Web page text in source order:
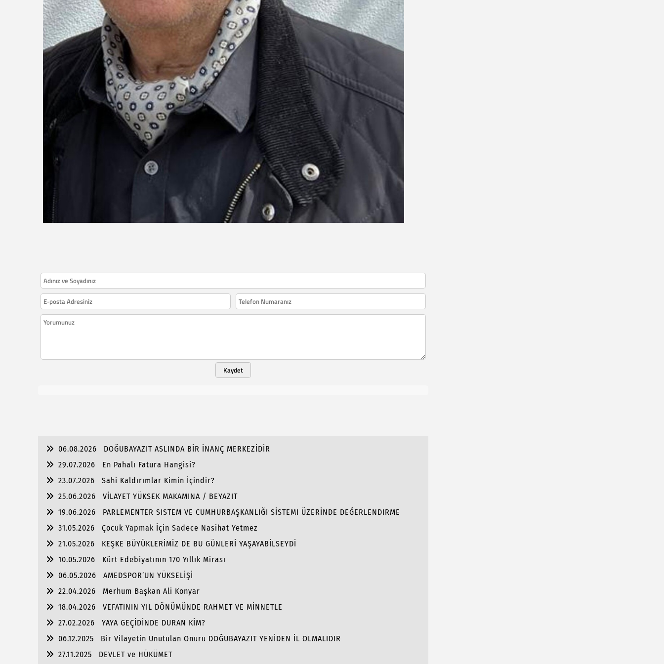
Kaydet
06.08.2026
DOĞUBAYAZIT ASLINDA BİR İNANÇ MERKEZİDİR
29.07.2026
En Pahalı Fatura Hangisi?
23.07.2026
Sahi Kaldırımlar Kimin İçindir?
25.06.2026
VİLAYET YÜKSEK MAKAMINA / BEYAZIT
19.06.2026
PARLEMENTER SISTEM VE CUMHURBAŞKANLIĞI SİSTEMI ÜZERİNDE DEĞERLENDIRME
31.05.2026
Çocuk Yapmak İçin Sadece Nasihat Yetmez
21.05.2026
KEŞKE BÜYÜKLERİMİZ DE BU GÜNLERİ YAŞAYABİLSEYDİ
10.05.2026
Kürt Edebiyatının 170 Yıllık Mirası
06.05.2026
AMEDSPOR’UN YÜKSELİŞİ
22.04.2026
Merhum Başkan Ali Konyar
18.04.2026
VEFATININ YIL DÖNÜMÜNDE RAHMET VE MİNNETLE
27.02.2026
YAYA GEÇİDİNDE DURAN KİM?
06.12.2025
Bir Vilayetin Unutulan Onuru DOĞUBAYAZIT YENİDEN İL OLMALIDIR
27.11.2025
DEVLET ve HÜKÜMET